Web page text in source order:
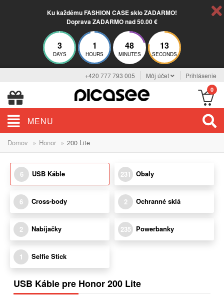
Ku každému FASHION CASE sklo ZADARMO!
Doprava ZADARMO nad 50.00 €
3
DAYS
1
HOURS
48
MINUTES
12
SECONDS
+420 777 793 005 Môj účet Prihlásenie
0
MENU
Domov » Honor » 200 Lite
6 USB Káble 231 Obaly
6 Cross-body 2 Ochranné sklá
2 Nabíjačky 235 Powerbanky
1 Selfie Stick
USB Káble pre Honor 200 Lite